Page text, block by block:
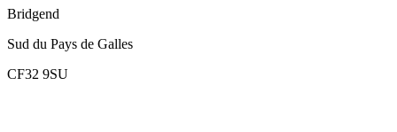
Bridgend
Sud du Pays de Galles
CF32 9SU